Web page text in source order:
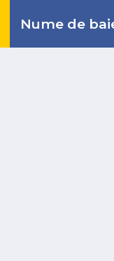
Nume de